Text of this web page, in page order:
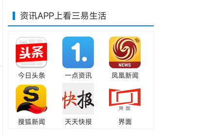
资讯APP上看三易生活
今日头条 一点资讯 凤凰新闻
搜狐新闻 天天快报 界面